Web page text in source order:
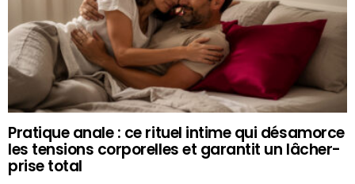
Pratique anale : ce rituel intime qui désamorce
les tensions corporelles et garantit un lâcher-
prise total